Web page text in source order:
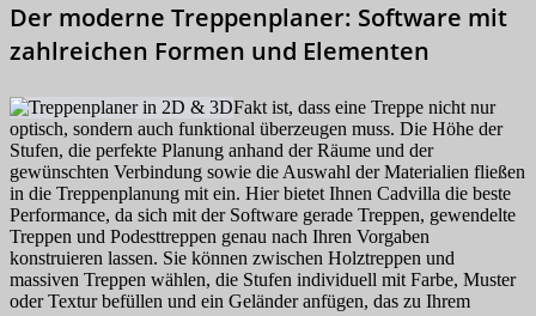
Der moderne Treppenplaner: Software mit
zahlreichen Formen und Elementen
Fakt ist, dass eine Treppe nicht nur
optisch, sondern auch funktional überzeugen muss. Die Höhe der
Stufen, die perfekte Planung anhand der Räume und der
gewünschten Verbindung sowie die Auswahl der Materialien fließen
in die Treppenplanung mit ein. Hier bietet Ihnen Cadvilla die beste
Performance, da sich mit der Software gerade Treppen, gewendelte
Treppen und Podesttreppen genau nach Ihren Vorgaben
konstruieren lassen. Sie können zwischen Holztreppen und
massiven Treppen wählen, die Stufen individuell mit Farbe, Muster
oder Textur befüllen und ein Geländer anfügen, das zu Ihrem